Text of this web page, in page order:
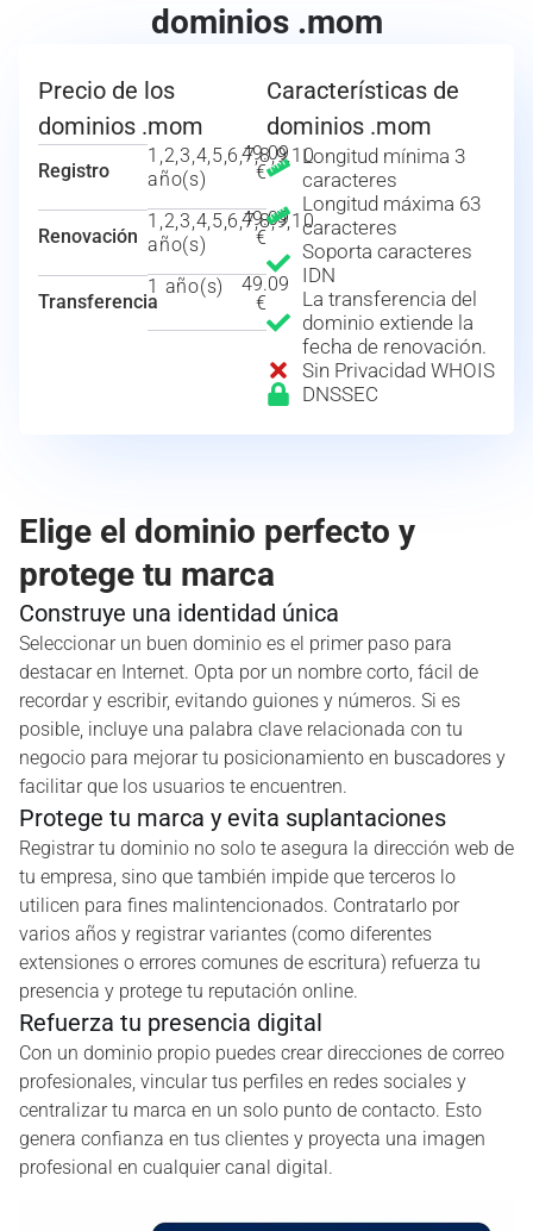
dominios .mom
Precio de los
dominios .mom
Registro
1,2,3,4,5,6,7,8,9,10
año(s)
49.09
€
Renovación
1,2,3,4,5,6,7,8,9,10
año(s)
49.09
€
Transferencia
1 año(s)
49.09
€
Características de
dominios .mom
Longitud mínima 3
caracteres
Longitud máxima 63
caracteres
Soporta caracteres
IDN
La transferencia del
dominio extiende la
fecha de renovación.
Sin Privacidad WHOIS
DNSSEC
Elige el dominio perfecto y
protege tu marca
Construye una identidad única
Seleccionar un buen dominio es el primer paso para
destacar en Internet. Opta por un nombre corto, fácil de
recordar y escribir, evitando guiones y números. Si es
posible, incluye una palabra clave relacionada con tu
negocio para mejorar tu posicionamiento en buscadores y
facilitar que los usuarios te encuentren.
Protege tu marca y evita suplantaciones
Registrar tu dominio no solo te asegura la dirección web de
tu empresa, sino que también impide que terceros lo
utilicen para fines malintencionados. Contratarlo por
varios años y registrar variantes (como diferentes
extensiones o errores comunes de escritura) refuerza tu
presencia y protege tu reputación online.
Refuerza tu presencia digital
Con un dominio propio puedes crear direcciones de correo
profesionales, vincular tus perfiles en redes sociales y
centralizar tu marca en un solo punto de contacto. Esto
genera confianza en tus clientes y proyecta una imagen
profesional en cualquier canal digital.